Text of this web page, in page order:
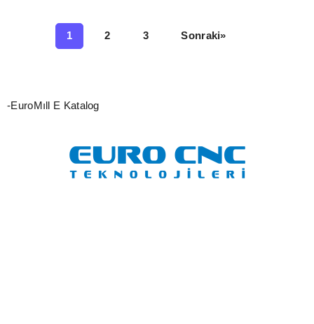
1 2 3 Sonraki»
-EuroMıll E Katalog